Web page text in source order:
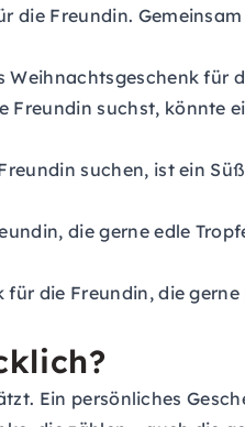
die Freundin.
für
suchst, könnte
suchen, ist ein
die gerne edle
die Freundin, die
Ein persönliches